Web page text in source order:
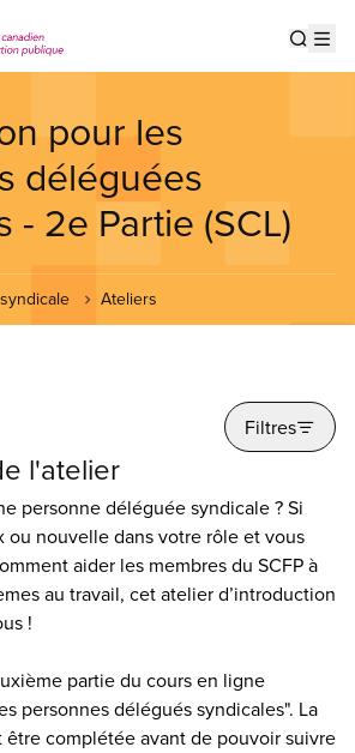
pour les
déléguées
- 2e Partie (SCL)
Ateliers
Filtres
l'atelier
personne déléguée syndicale ? Si
ou nouvelle dans votre rôle et vous
aider les membres du SCFP à
au travail, cet atelier d’introduction
!
partie du cours en ligne
personnes délégués syndicales". La
complétée avant de pouvoir suivre